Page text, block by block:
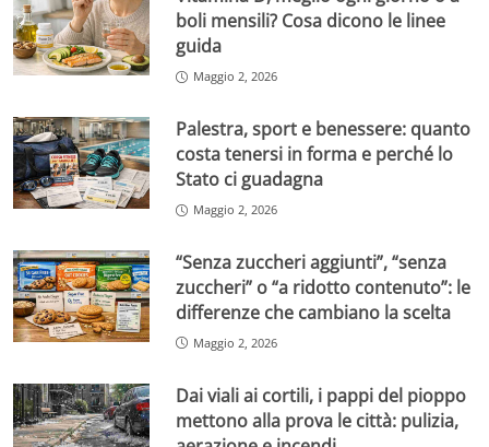
boli mensili? Cosa dicono le linee
guida
Maggio 2, 2026
Palestra, sport e benessere: quanto
costa tenersi in forma e perché lo
Stato ci guadagna
Maggio 2, 2026
“Senza zuccheri aggiunti”, “senza
zuccheri” o “a ridotto contenuto”: le
differenze che cambiano la scelta
Maggio 2, 2026
Dai viali ai cortili, i pappi del pioppo
mettono alla prova le città: pulizia,